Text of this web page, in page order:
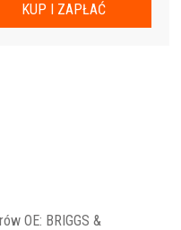
KUP I ZAPŁAĆ
OE: BRIGGS &